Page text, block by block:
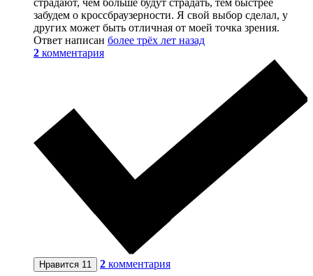
страдают, чем больше будут страдать, тем быстрее
забудем о кроссбраузерности. Я свой выбор сделал, у
других может быть отличная от моей точка зрения.
Ответ написан более трёх лет назад
2 комментария
Нравится 11 2 комментария